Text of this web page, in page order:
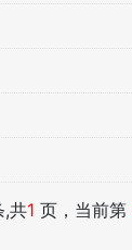
,共1 页，当前第